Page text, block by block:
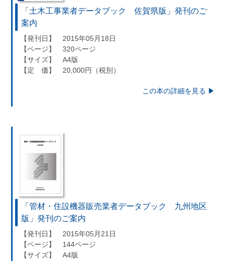
「土木工事業者データブック 佐賀県版」発刊のご
案内
【発刊日】 2015年05月18日
【ページ】 320ページ
【サイズ】 A4版
【定 価】 20,000円（税別）
この本の詳細を見る ▶︎
「管材・住設機器販売業者データブック 九州地区
版」発刊のご案内
【発刊日】 2015年05月21日
【ページ】 144ページ
【サイズ】 A4版